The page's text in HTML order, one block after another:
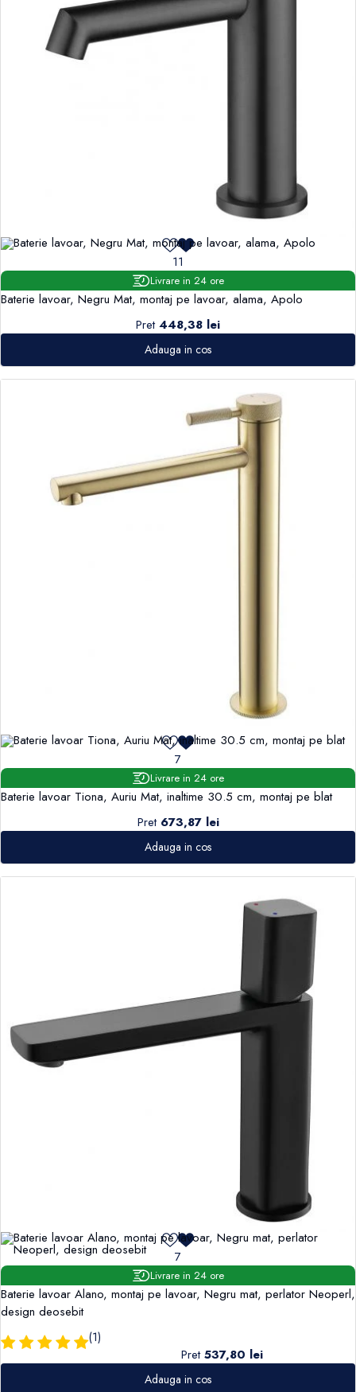
11
Livrare in 24 ore
Baterie lavoar, Negru Mat, montaj pe lavoar, alama, Apolo
Pret 448,38 lei
Adauga in cos
7
Livrare in 24 ore
Baterie lavoar Tiona, Auriu Mat, inaltime 30.5 cm, montaj pe blat
Pret 673,87 lei
Adauga in cos
7
Livrare in 24 ore
Baterie lavoar Alano, montaj pe lavoar, Negru mat, perlator Neoperl,
design deosebit
(1)
Pret 537,80 lei
Adauga in cos